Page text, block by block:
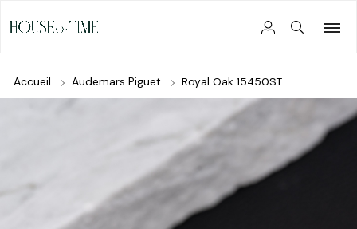
Accueil Audemars Piguet Royal Oak 15450ST